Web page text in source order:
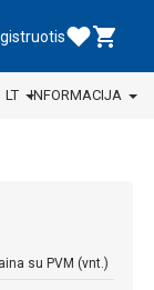
LT INFORMACIJA
su PVM (vnt.)